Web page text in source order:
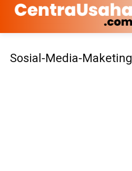
Sosial-Media-Maketing